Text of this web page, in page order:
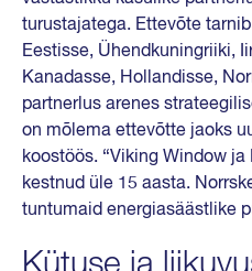
turustajatega. Ettevõte
Eestisse, Ühendkuningriiki,
Kanadasse, Hollandisse,
partnerlus arenes
on mõlema ettevõtte jaoks
koostöös. “Viking Window
kestnud üle 15 aasta.
tuntumaid energiasäästlike